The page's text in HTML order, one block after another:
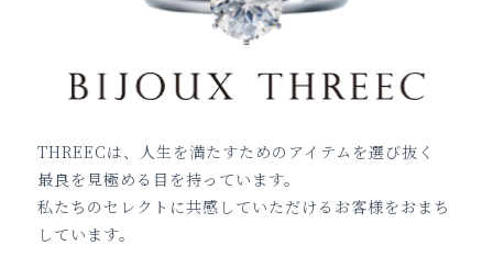
THREECは、人生を満たすためのアイテムを選び抜く
最良を見極める目を持っています。
私たちのセレクトに共感していただけるお客様をおまち
しています。